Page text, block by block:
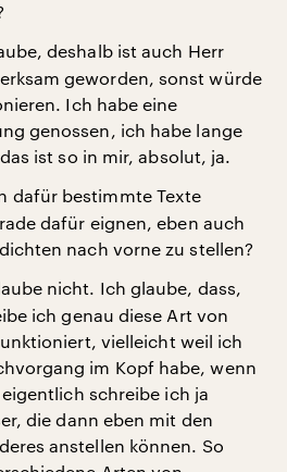
deshalb ist auch Herr
geworden, sonst würde
Ich habe eine
genossen, ich habe lange
ist so in mir, absolut, ja.
dafür bestimmte Texte
dafür eignen, eben auch
nach vorne zu stellen?
nicht. Ich glaube, dass,
ich genau diese Art von
vielleicht weil ich
im Kopf habe, wenn
schreibe ich ja
die dann eben mit den
anstellen können. So